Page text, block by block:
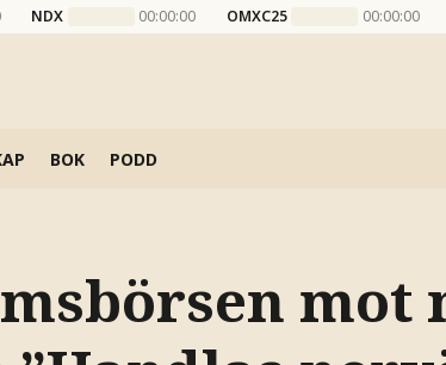
NDX 00:00:00 OMXC25 00:00:00
BOK PODD
mot